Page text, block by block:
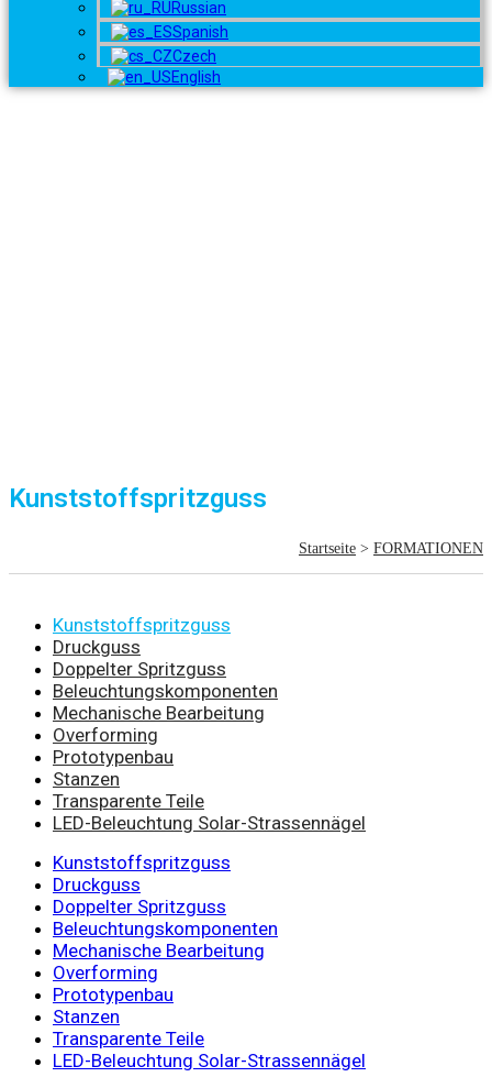
Russian
Spanish
Czech
English
Kunststoffspritzguss
Startseite > FORMATIONEN
Kunststoffspritzguss
Druckguss
Doppelter Spritzguss
Beleuchtungskomponenten
Mechanische Bearbeitung
Overforming
Prototypenbau
Stanzen
Transparente Teile
LED-Beleuchtung Solar-Strassennägel
Kunststoffspritzguss
Druckguss
Doppelter Spritzguss
Beleuchtungskomponenten
Mechanische Bearbeitung
Overforming
Prototypenbau
Stanzen
Transparente Teile
LED-Beleuchtung Solar-Strassennägel